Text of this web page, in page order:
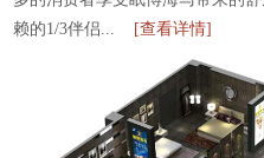
赖的1/3伴侣... [查看详情]